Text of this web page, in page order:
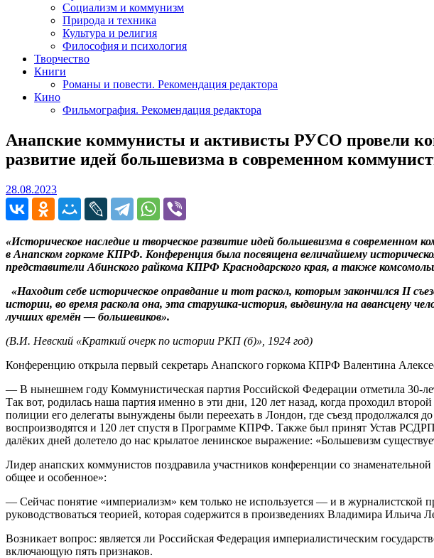
Социализм и коммунизм
Природа и техника
Культура и религия
Философия и психология
Творчество
Книги
Романы и повести. Рекомендация редактора
Кино
Фильмография. Рекомендация редактора
Анапские коммунисты и активисты РУСО провели
развитие идей большевизма в современном
28.08.202328.08.2023
«Историческое наследие и творческое развитие идей большевизма в
в Анапском горкоме КПРФ. Конференция была посвящена величайшему
представители Абинского райкома КПРФ Краснодарского края, а также
«Находит себе историческое оправдание и тот раскол, которым закончился II
истории, во время раскола она, эта старушка-история, выдвинула на авансцену
лучших времён — большевиков».
(В.И. Невский «Краткий очерк по истории РКП (б)», 1924 год)
Конференцию открыла первый секретарь Анапского горкома КПРФ Валентина
— В нынешнем году Коммунистическая партия Российской Федерации отметила 30-
Так вот, родилась наша партия именно в эти дни, 120 лет назад, когда проходил
полиции его делегаты вынуждены были переехать в Лондон, где съезд продолжался
воспроизводятся и 120 лет спустя в Программе КПРФ. Также был принят Устав
далёких дней долетело до нас крылатое ленинское выражение: «Большевизм
Лидер анапских коммунистов поздравила участников конференции со
общее и особенное»:
— Сейчас понятие «империализм» кем только не используется — и в
руководствоваться теорией, которая содержится в произведениях Владимира
Возникает вопрос: является ли Российская Федерация империалистическим
включающую пять признаков.